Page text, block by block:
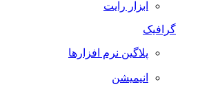
ابزار رایت
گرافیک
پلاگین نرم افزارها
انیمیشن